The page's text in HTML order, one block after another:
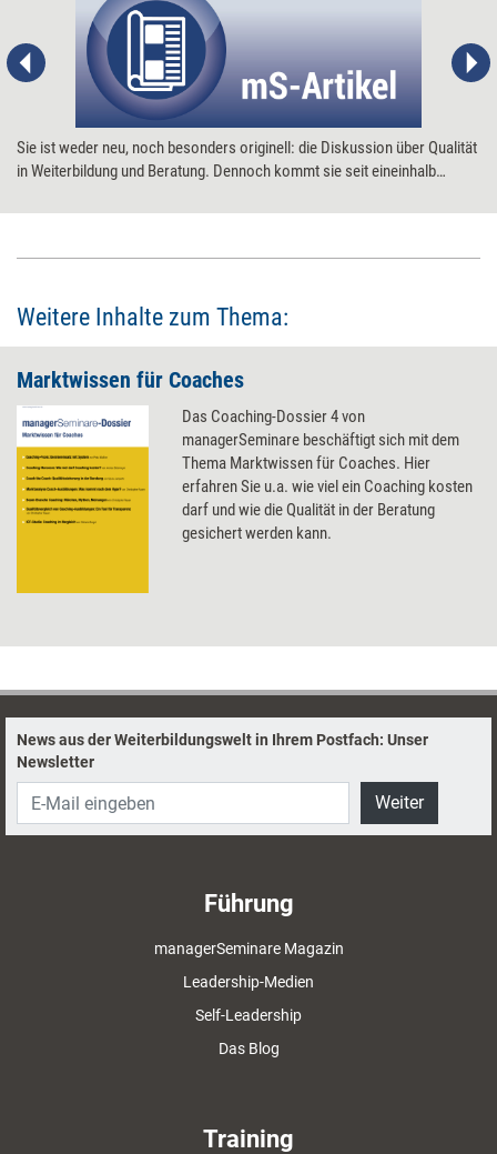
Sie ist weder neu, noch besonders originell: die Diskussion über Qualität
in Weiterbildung und Beratung. Dennoch kommt sie seit eineinhalb
Weitere Inhalte zum Thema:
Marktwissen für Coaches
Das Coaching-Dossier 4 von
managerSeminare beschäftigt sich mit dem
Thema Marktwissen für Coaches. Hier
erfahren Sie u.a. wie viel ein Coaching kosten
darf und wie die Qualität in der Beratung
gesichert werden kann.
News aus der Weiterbildungswelt in Ihrem Postfach: Unser
Newsletter
Weiter
Führung
managerSeminare Magazin
Leadership-Medien
Self-Leadership
Das Blog
Training